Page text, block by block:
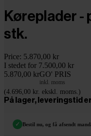
Køreplader -
stk.
Price: 5.870,00 kr
I stedet for 7.500,00 kr
5.870,00 krGO' PRIS
inkl. moms
(4.696,00 kr. ekskl. moms.)
På lager, leveringstid
✓ Bestil nu, og få afsendt